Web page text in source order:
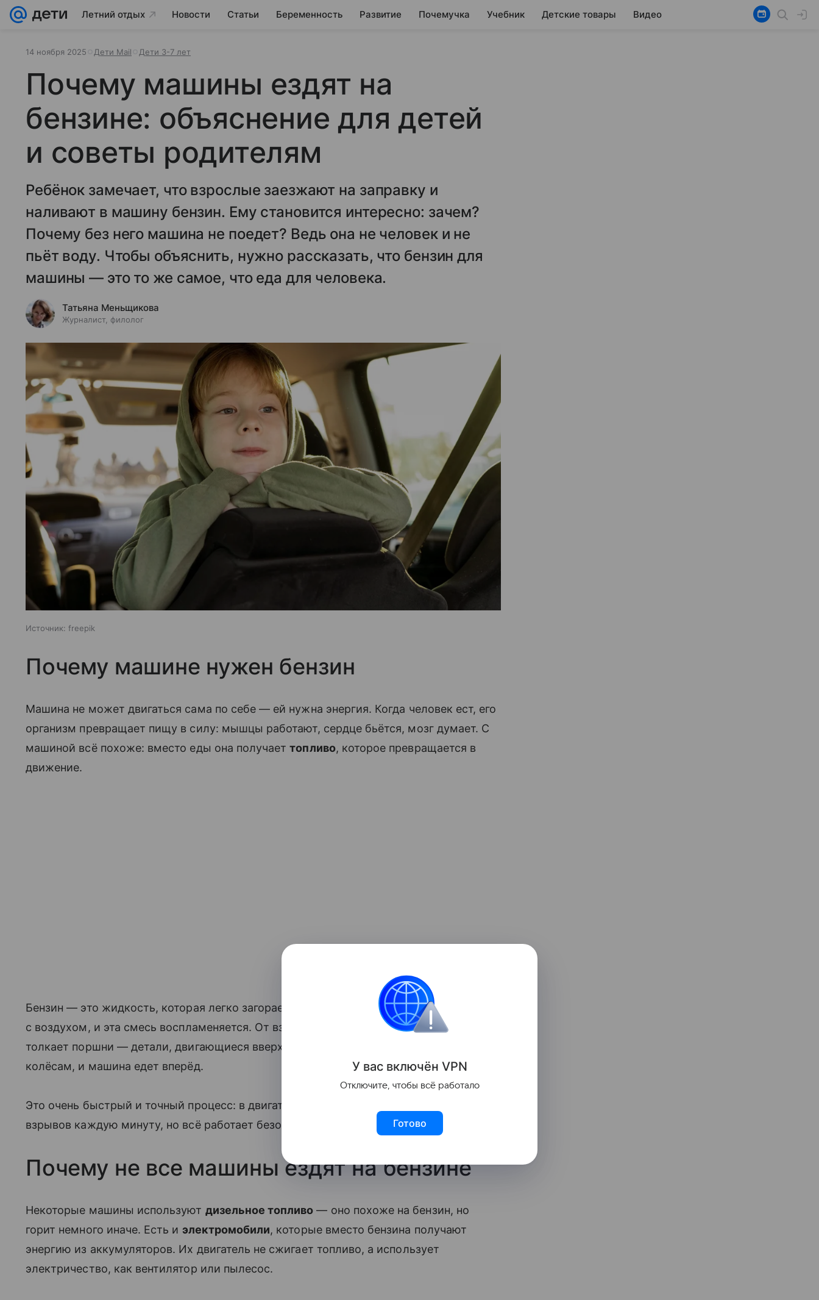
Летний отдых Новости Статьи Беременность Развитие Почемучка Учебник Детские товары Видео
14 ноября 2025 Дети Mail Дети 3-7 лет
Почему машины ездят на
бензине: объяснение для детей
и советы родителям
Ребёнок замечает, что взрослые заезжают на заправку и
наливают в машину бензин. Ему становится интересно: зачем?
Почему без него машина не поедет? Ведь она не человек и не
пьёт воду. Чтобы объяснить, нужно рассказать, что бензин для
машины — это то же самое, что еда для человека.
Татьяна Меньщикова
Журналист, филолог
Источник: freepik
Почему машине нужен бензин
Машина не может двигаться сама по себе — ей нужна энергия. Когда человек ест, его
организм превращает пищу в силу: мышцы работают, сердце бьётся, мозг думает. С
машиной всё похоже: вместо еды она получаеттопливо, которое превращается в
движение.
Бензин — это жидкость, которая легко загорается. Внутри двигателя он смешивается
с воздухом, и эта смесь воспламеняется. От взрыва образуется горячий газ, который
толкает поршни — детали, двигающиеся вверх и вниз. Поршни передают движение
колёсам, и машина едет вперёд.
Это очень быстрый и точный процесс: в двигателе происходят тысячи таких мини-
взрывов каждую минуту, но всё работает безопасно и слаженно.
Почему не все машины ездят на бензине
Некоторые машины используют дизельное топливо — оно похоже на бензин, но
горит немного иначе. Есть и электромобили, которые вместо бензина получают
энергию из аккумуляторов. Их двигатель не сжигает топливо, а использует
электричество, как вентилятор или пылесос.
У вас включён VPN
Отключите, чтобы всё работало
Готово